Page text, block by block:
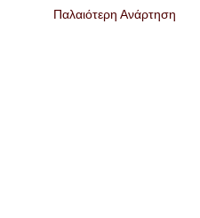
Παλαιότερη Ανάρτηση